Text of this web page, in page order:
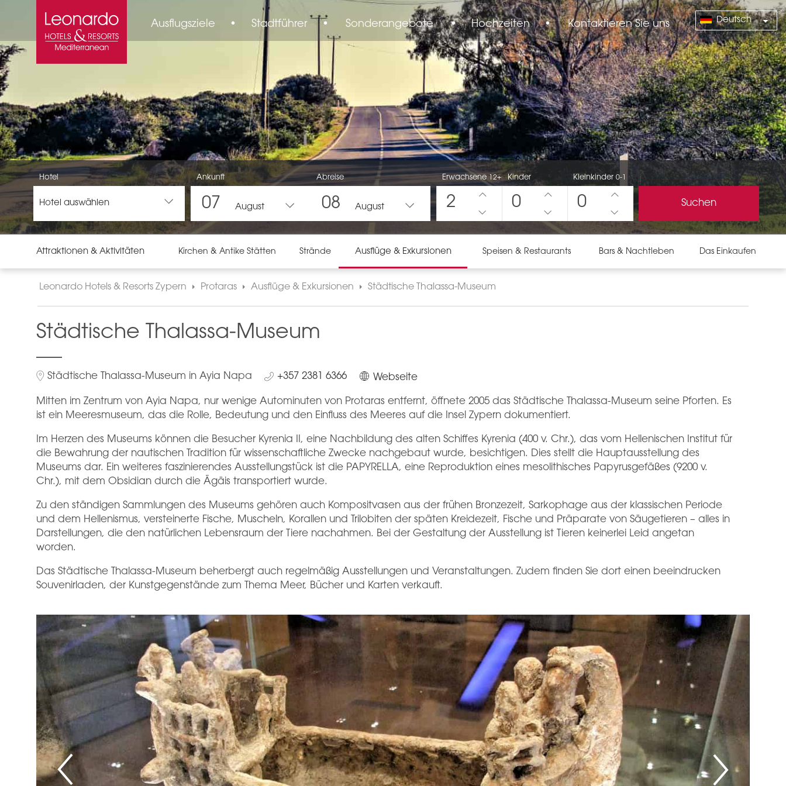
Ausflugsziele • Stadtführer • Sonderangebote • Hochzeiten • Kontaktieren Sie uns Deutsch
Hotel
Hotel auswählen
Ankunft
07 August
Abreise
08 August
Erwachsene12+
2
Kinder
0
Kleinkinder 0-1
0 Suchen
Attraktionen & Aktivitäten Kirchen & Antike Stätten Strände Ausflüge & Exkursionen Speisen & Restaurants Bars & Nachtleben Das Einkaufen
Leonardo Hotels & Resorts Zypern Protaras Ausflüge & Exkursionen Städtische Thalassa-Museum
Städtische Thalassa-Museum
Städtische Thalassa-Museum in Ayia Napa +357 2381 6366 Webseite
Mitten im Zentrum von Ayia Napa, nur wenige Autominuten von Protaras entfernt, öffnete 2005 das Städtische Thalassa-Museum seine Pforten. Es
ist ein Meeresmuseum, das die Rolle, Bedeutung und den Einfluss des Meeres auf die Insel Zypern dokumentiert.
Im Herzen des Museums können die Besucher Kyrenia II, eine Nachbildung des alten Schiffes Kyrenia (400 v. Chr.), das vom Hellenischen Institut für
die Bewahrung der nautischen Tradition für wissenschaftliche Zwecke nachgebaut wurde, besichtigen. Dies stellt die Hauptausstellung des
Museums dar. Ein weiteres faszinierendes Ausstellungstück ist die PAPYRELLA, eine Reproduktion eines mesolithisches Papyrusgefäßes (9200 v.
Chr.), mit dem Obsidian durch die Ägäis transportiert wurde.
Zu den ständigen Sammlungen des Museums gehören auch Kompositvasen aus der frühen Bronzezeit, Sarkophage aus der klassischen Periode
und dem Hellenismus, versteinerte Fische, Muscheln, Korallen und Trilobiten der späten Kreidezeit, Fische und Präparate von Säugetieren – alles in
Darstellungen, die den natürlichen Lebensraum der Tiere nachahmen. Bei der Gestaltung der Ausstellung ist Tieren keinerlei Leid angetan
worden.
Das Städtische Thalassa-Museum beherbergt auch regelmäßig Ausstellungen und Veranstaltungen. Zudem finden Sie dort einen beeindrucken
Souvenirladen, der Kunstgegenstände zum Thema Meer, Bücher und Karten verkauft.